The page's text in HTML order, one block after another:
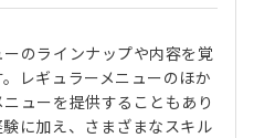
のラインナップや内容を覚
レギュラーメニューのほか
ューを提供することもあり
に加え、さまざまなスキル